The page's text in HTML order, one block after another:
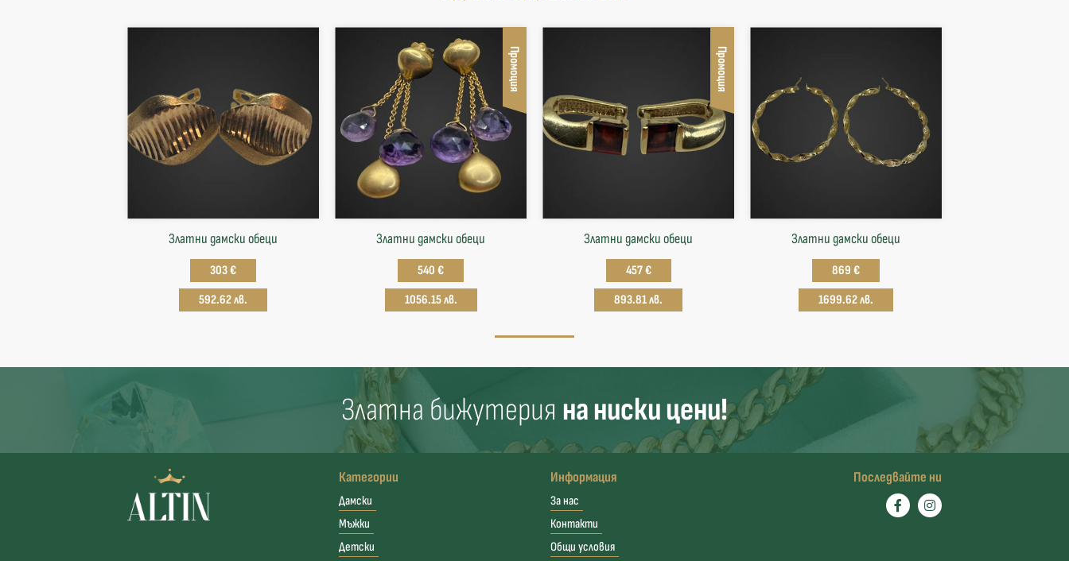
Златни дамски обеци
303 €
592.62 лв.
Промоция
Златни дамски обеци
540 €
1056.15 лв.
Промоция
Златни дамски обеци
457 €
893.81 лв.
Златни дамски обеци
869 €
1699.62 лв.
Златна бижутерия на ниски цени!
Категории
Дамски
Мъжки
Детски
Информация
За нас
Контакти
Общи условия
Последвайте ни